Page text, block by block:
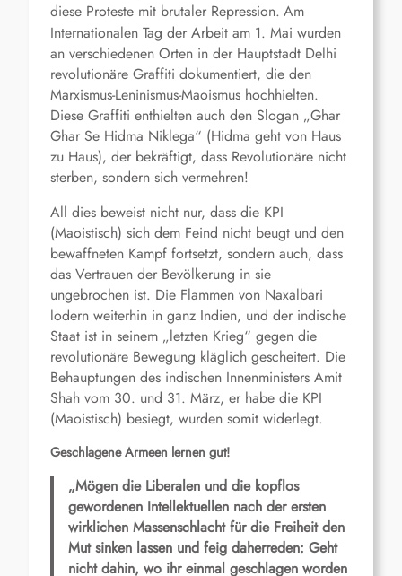
diese Proteste mit brutaler Repression. Am
Internationalen Tag der Arbeit am 1. Mai wurden
an verschiedenen Orten in der Hauptstadt Delhi
revolutionäre Graffiti dokumentiert, die den
Marxismus-Leninismus-Maoismus hochhielten.
Diese Graffiti enthielten auch den Slogan „Ghar
Ghar Se Hidma Niklega“ (Hidma geht von Haus
zu Haus), der bekräftigt, dass Revolutionäre nicht
sterben, sondern sich vermehren!
All dies beweist nicht nur, dass die KPI
(Maoistisch) sich dem Feind nicht beugt und den
bewaffneten Kampf fortsetzt, sondern auch, dass
das Vertrauen der Bevölkerung in sie
ungebrochen ist. Die Flammen von Naxalbari
lodern weiterhin in ganz Indien, und der indische
Staat ist in seinem „letzten Krieg“ gegen die
revolutionäre Bewegung kläglich gescheitert. Die
Behauptungen des indischen Innenministers Amit
Shah vom 30. und 31. März, er habe die KPI
(Maoistisch) besiegt, wurden somit widerlegt.
GeschlageneArmeen lernen gut!
„Mögen die Liberalen und die kopflos
gewordenen Intellektuellen nach der ersten
wirklichen Massenschlacht für die Freiheit den
Mut sinken lassen und feig daherreden: Geht
nicht dahin, wo ihr einmal geschlagen worden